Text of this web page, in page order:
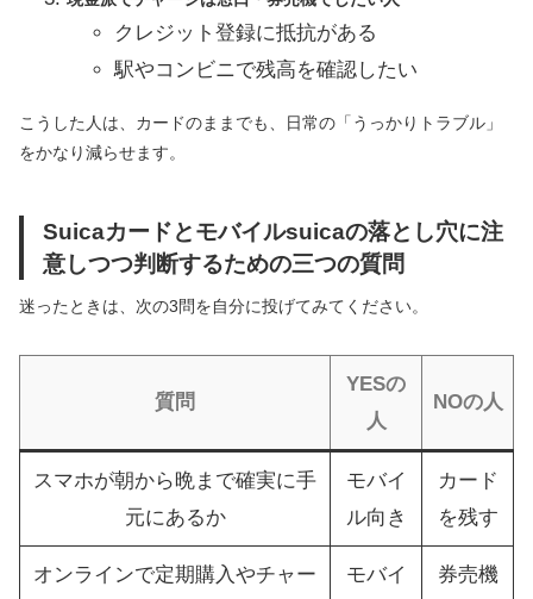
クレジット登録に抵抗がある
駅やコンビニで残高を確認したい
こうした人は、カードのままでも、日常の「うっかりトラブル」
をかなり減らせます。
Suicaカードとモバイルsuicaの落とし穴に注
意しつつ判断するための三つの質問
迷ったときは、次の3問を自分に投げてみてください。
質問
YESの
人
NOの人
スマホが朝から晩まで確実に手
元にあるか
モバイ
ル向き
カード
を残す
オンラインで定期購入やチャー
モバイ
券売機